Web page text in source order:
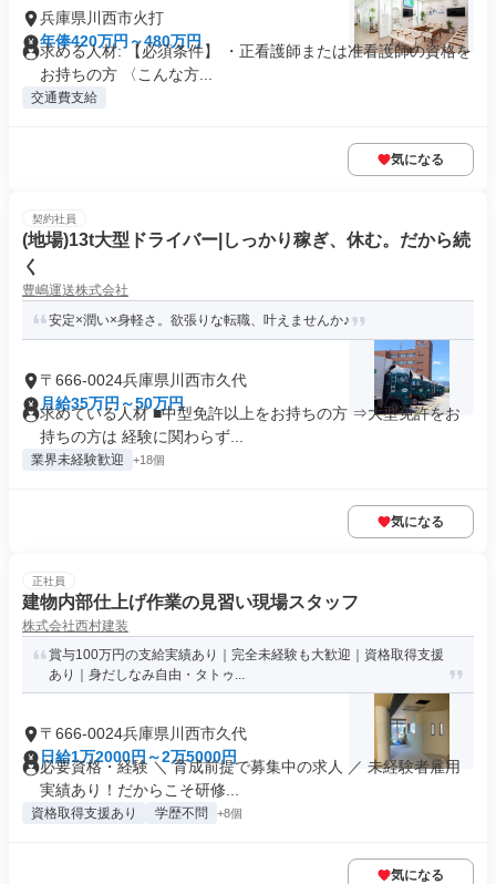
兵庫県川西市火打
年俸420万円～480万円
求める人材: 【必須条件】 ・正看護師または准看護師の資格を
お持ちの方 〈こんな方...
交通費支給
気になる
契約社員
(地場)13t大型ドライバー|しっかり稼ぎ、休む。だから続
く
豊嶋運送株式会社
安定×潤い×身軽さ。欲張りな転職、叶えませんか♪
〒666-0024兵庫県川西市久代
月給35万円～50万円
求めている人材 ■中型免許以上をお持ちの方 ⇒大型免許をお
持ちの方は 経験に関わらず...
業界未経験歓迎 +18個
気になる
正社員
建物内部仕上げ作業の見習い現場スタッフ
株式会社西村建装
賞与100万円の支給実績あり｜完全未経験も大歓迎｜資格取得支援
あり｜身だしなみ自由・タトゥ...
〒666-0024兵庫県川西市久代
日給1万2000円～2万5000円
必要資格・経験 ＼ 育成前提で募集中の求人 ／ 未経験者雇用
実績あり！だからこそ研修...
資格取得支援あり 学歴不問 +8個
気になる